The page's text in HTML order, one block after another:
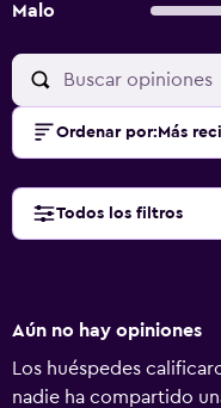
Malo
Ordenar por: Más
Todos los filtros
Aún no hay opiniones
Los huéspedes
nadie ha compartido